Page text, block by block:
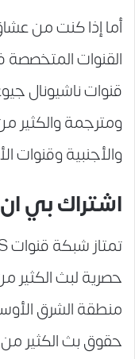
أما إذا كنت من
القنوات
قنوات ناشيونال
ومترجمة والكثير
والأجنبية وقنوات
اشتراك بي
حصرية لبث الكثير
منطقة الشرق
حقوق بث الكثير من